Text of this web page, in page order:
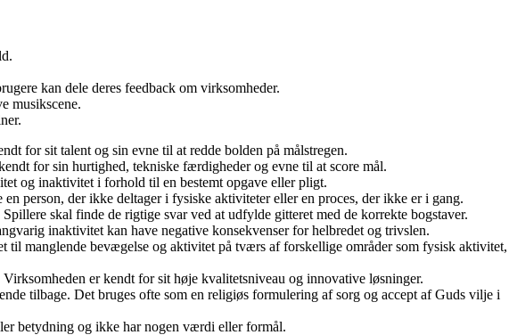
kan dele deres feedback om virksomheder.
musikscene.
for sit talent og sin evne til at redde bolden på målstregen.
for sin hurtighed, tekniske færdigheder og evne til at score mål.
og inaktivitet i forhold til en bestemt opgave eller pligt.
person, der ikke deltager i fysiske aktiviteter eller en proces, der ikke er i gang.
skal finde de rigtige svar ved at udfylde gitteret med de korrekte bogstaver.
inaktivitet kan have negative konsekvenser for helbredet og trivslen.
manglende bevægelse og aktivitet på tværs af forskellige områder som fysisk aktivitet,
er kendt for sit høje kvalitetsniveau og innovative løsninger.
tilbage. Det bruges ofte som en religiøs formulering af sorg og accept af Guds vilje i
betydning og ikke har nogen værdi eller formål.